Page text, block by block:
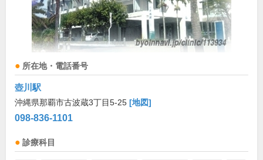
所在地・電話番号
壺川駅
沖縄県那覇市古波蔵3丁目5-25 [地図]
098-836-1101
診療科目